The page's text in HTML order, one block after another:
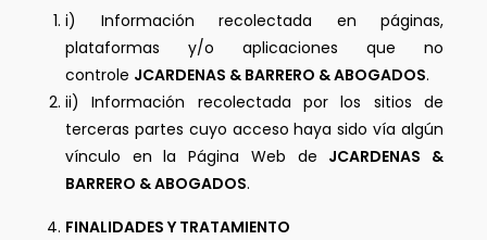
i) Información recolectada en páginas,
plataformas y/o aplicaciones que no
controle JCARDENAS & BARRERO & ABOGADOS.
ii) Información recolectada por los sitios de
terceras partes cuyo acceso haya sido vía algún
vínculo en la Página Web de JCARDENAS &
BARRERO & ABOGADOS.
FINALIDADES Y TRATAMIENTO